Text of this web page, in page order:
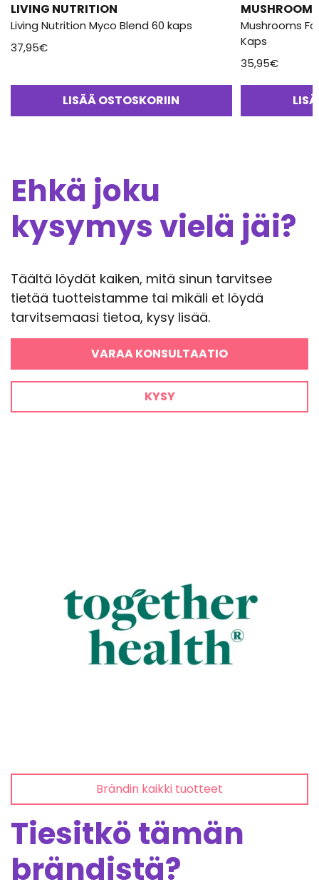
LIVING NUTRITION
Living Nutrition Myco Blend 60 kaps
37,95€
LISÄÄ OSTOSKORIIN
Mushrooms
Kaps
35,95€
Ehkä joku
kysymys vielä jäi?
Täältä löydät kaiken, mitä sinun tarvitsee
tietää tuotteistamme tai mikäli et löydä
tarvitsemaasi tietoa, kysy lisää.
VARAA KONSULTAATIO
KYSY
Brändin kaikki tuotteet
Tiesitkö tämän
brändistä?